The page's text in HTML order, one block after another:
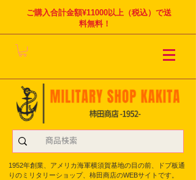
ご購入合計金額¥11000以上（税込）で送
料無料！
1952年創業、アメリカ海軍横須賀基地の目の前、ドブ板通
りのミリタリーショップ、柿田商店のWEBサイトです。